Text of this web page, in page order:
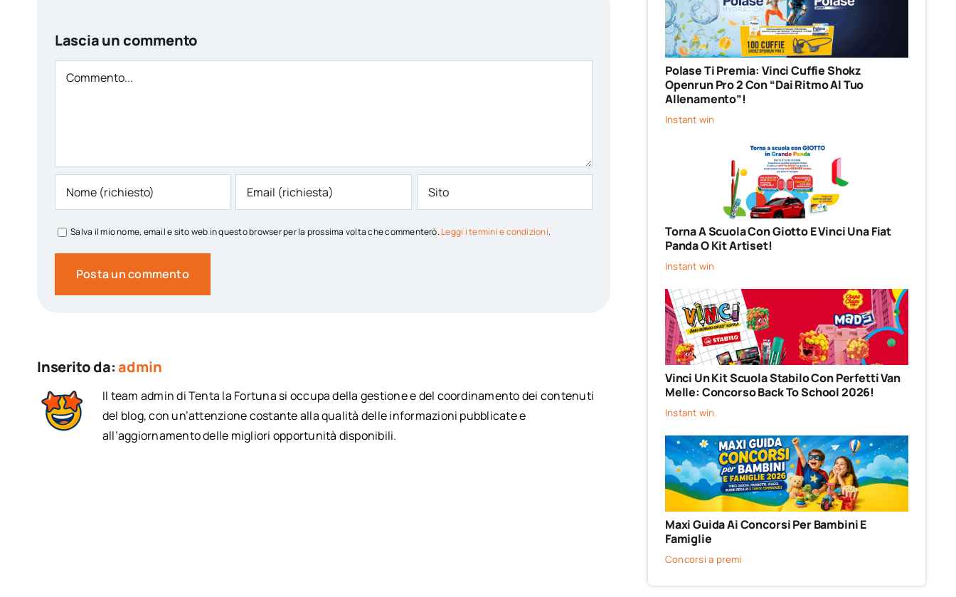
Lascia un commento
Comment
Salva il mio nome, email e sito web in questo browser per la prossima volta che commenterò. Leggi i termini e condizioni.
Inserito da:admin
Il team admin di Tenta la Fortuna si occupa della gestione e del coordinamento dei contenuti
del blog, con un’attenzione costante alla qualità delle informazioni pubblicate e
all’aggiornamento delle migliori opportunità disponibili.
Polase Ti Premia: Vinci Cuffie Shokz
Openrun Pro 2 Con “Dai Ritmo Al Tuo
Allenamento”!
Instant win
Torna A Scuola Con Giotto E Vinci Una Fiat
Panda O Kit Artiset!
Instant win
Vinci Un Kit Scuola Stabilo Con Perfetti Van
Melle: Concorso Back To School 2026!
Instant win
Maxi Guida Ai Concorsi Per Bambini E
Famiglie
Concorsi a premi